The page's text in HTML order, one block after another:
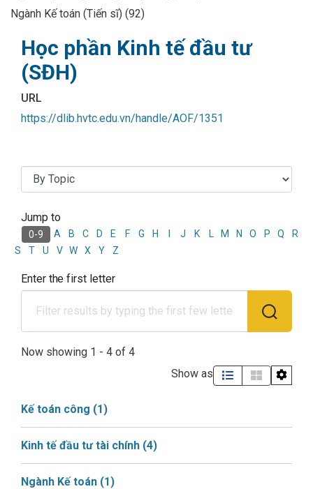
Ngành Kế toán (Tiến sĩ) (92)
Học phần Kinh tế đầu tư
(SĐH)
URL
https://dlib.hvtc.edu.vn/handle/AOF/1351
Browsing Học phần Kinh tế
Jump to
0-9 A B C D E F G H J K L M N O P Q
R
S
T U V W X Y Z
Enter the first letter
Now showing 1 - 4 of 4
Show as
Kế toán công (1)
Kinh tế đầu tư tài chính (4)
Ngành Kế toán (1)